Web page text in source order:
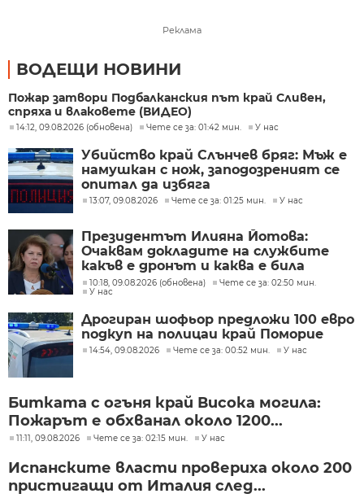
Реклама
ВОДЕЩИ НОВИНИ
Пожар затвори Подбалканския път край Сливен,
спряха и влаковете (ВИДЕО)
14:12, 09.08.2026 (обновена) Чете се за: 01:42 мин. У нас
Убийство край Слънчев бряг: Мъж е
намушкан с нож, заподозреният се
опитал да избяга
13:07, 09.08.2026 Чете се за: 01:25 мин. У нас
Президентът Илияна Йотова:
Очаквам докладите на службите
какъв е дронът и каква е била
неговата роля
10:18, 09.08.2026 (обновена)
Чете се за: 02:50 мин.
У нас
Дрогиран шофьор предложи 100 евро
подкуп на полицаи край Поморие
14:54, 09.08.2026 Чете се за: 00:52 мин. У нас
Битката с огъня край Висока могила:
Пожарът е обхванал около 1200...
11:11, 09.08.2026 Чете се за: 02:15 мин. У нас
Испанските власти провериха около 200
пристигащи от Италия след...